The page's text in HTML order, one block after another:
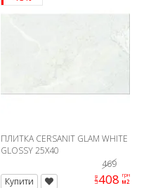
ПЛИТКА CERSANIT GLAM WHITE
GLOSSY 25X40
469
Купити
ціна408 грн
м2